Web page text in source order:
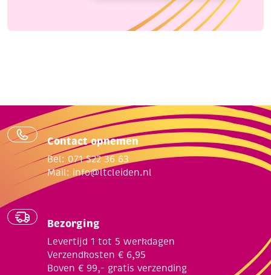
Contact opnemen
Bel: 071 522 36 63
Mail: info@ltcleiden.nl
Bezorging
Levertijd 1 tot 5 werkdagen
Verzendkosten € 6,95
Boven € 99,- gratis verzending